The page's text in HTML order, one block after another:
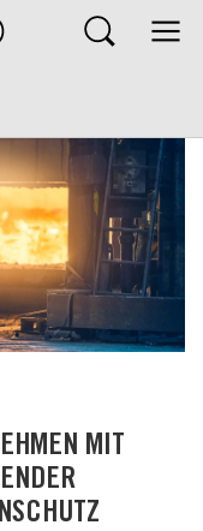
Produkten
MIT